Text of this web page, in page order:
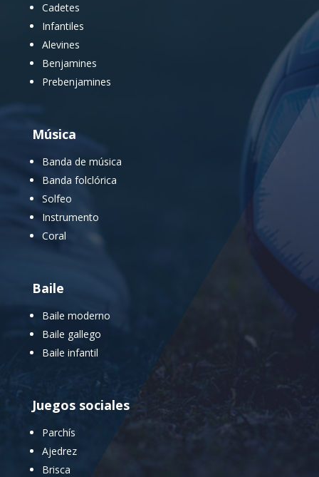
Cadetes
Infantiles
Alevines
Benjamines
Prebenjamines
Música
Banda de música
Banda folclórica
Solfeo
Instrumento
Coral
Baile
Baile moderno
Baile gallego
Baile infantil
Juegos sociales
Parchís
Ajedrez
Brisca